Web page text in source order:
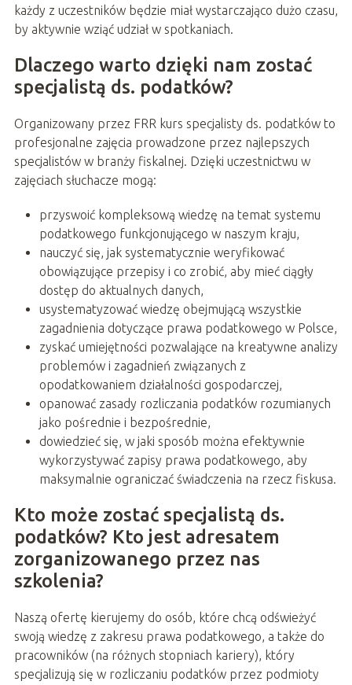
każdy z uczestników będzie miał wystarczająco dużo czasu,
by aktywnie wziąć udział w spotkaniach.
Dlaczego warto dzięki nam zostać
specjalistą ds. podatków?
Organizowany przez FRR kurs specjalisty ds. podatków to
profesjonalne zajęcia prowadzone przez najlepszych
specjalistów w branży fiskalnej. Dzięki uczestnictwu w
zajęciach słuchacze mogą:
przyswoić kompleksową wiedzę na temat systemu
podatkowego funkcjonującego w naszym kraju,
nauczyć się, jak systematycznie weryfikować
obowiązujące przepisy i co zrobić, aby mieć ciągły
dostęp do aktualnych danych,
usystematyzować wiedzę obejmującą wszystkie
zagadnienia dotyczące prawa podatkowego w Polsce,
zyskać umiejętności pozwalające na kreatywne analizy
problemów i zagadnień związanych z
opodatkowaniem działalności gospodarczej,
opanować zasady rozliczania podatków rozumianych
jako pośrednie i bezpośrednie,
dowiedzieć się, w jaki sposób można efektywnie
wykorzystywać zapisy prawa podatkowego, aby
maksymalnie ograniczać świadczenia na rzecz fiskusa.
Kto może zostać specjalistą ds.
podatków? Kto jest adresatem
zorganizowanego przez nas
szkolenia?
Naszą ofertę kierujemy do osób, które chcą odświeżyć
swoją wiedzę z zakresu prawa podatkowego, a także do
pracowników (na różnych stopniach kariery), który
specjalizują się w rozliczaniu podatków przez podmioty